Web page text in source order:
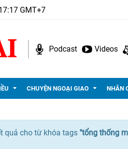
GMT+7
Podcast Videos
CHUYỆN NGOẠI GIAO NHÂN
quả cho từ khóa tags "tổng thống